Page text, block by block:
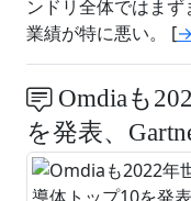
ンドリ全体ではま
業績が特に悪い。 [
Omdiaも
を発表、